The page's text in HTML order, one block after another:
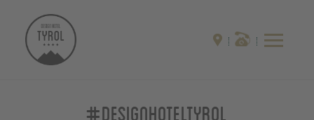
#designhoteltyrol